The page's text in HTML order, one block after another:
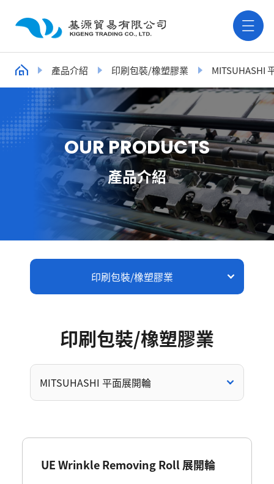
產品介紹 印刷包裝/橡塑膠業 MITSUHASHI
OURPRODUCTS
產品介紹
印刷包裝/橡塑膠業
印刷包裝/橡塑膠業
MITSUHASHI 平面展開輪
UE Wrinkle Removing Roll 展開輪